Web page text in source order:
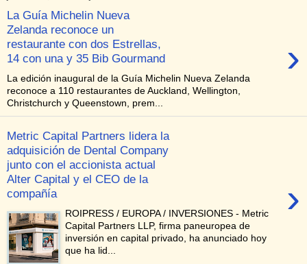
La Guía Michelin Nueva
Zelanda reconoce un
restaurante con dos Estrellas,
14 con una y 35 Bib Gourmand
›
La edición inaugural de la Guía Michelin Nueva Zelanda
reconoce a 110 restaurantes de Auckland, Wellington,
Christchurch y Queenstown, prem...
Metric Capital Partners lidera la
adquisición de Dental Company
junto con el accionista actual
Alter Capital y el CEO de la
compañía
›
ROIPRESS / EUROPA / INVERSIONES - Metric
Capital Partners LLP, firma paneuropea de
inversión en capital privado, ha anunciado hoy
que ha lid...